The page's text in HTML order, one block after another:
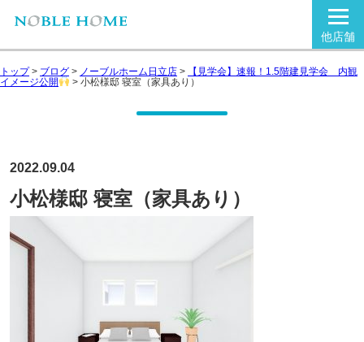
他店舗
トップ> ブログ > ノーブルホーム日立店 >
【見学会】速報！1.5階建見学会 内観
イメージ公開
> 小松様邸 寝室（家具あり）
2022.09.04
小松様邸 寝室（家具あり）